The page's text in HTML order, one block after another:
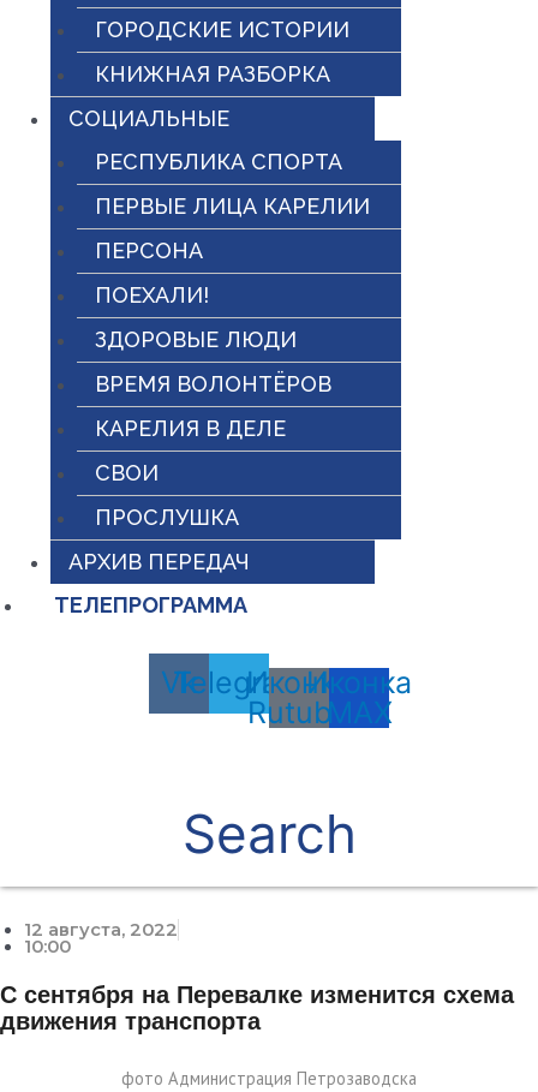
ГОРОДСКИЕ ИСТОРИИ
КНИЖНАЯ РАЗБОРКА
СОЦИАЛЬНЫЕ
РЕСПУБЛИКА СПОРТА
ПЕРВЫЕ ЛИЦА КАРЕЛИИ
ПЕРСОНА
ПОЕХАЛИ!
ЗДОРОВЫЕ ЛЮДИ
ВРЕМЯ ВОЛОНТЁРОВ
КАРЕЛИЯ В ДЕЛЕ
СВОИ
ПРОСЛУШКА
АРХИВ ПЕРЕДАЧ
ТЕЛЕПРОГРАММА
Vk
Telegram
Иконка
Rutube
Иконка
MAX
Search
12 августа, 2022
10:00
С сентября на Перевалке изменится схема
движения транспорта
фото Администрация Петрозаводска